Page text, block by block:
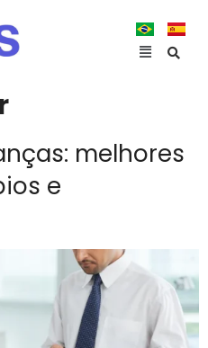
melhores
e